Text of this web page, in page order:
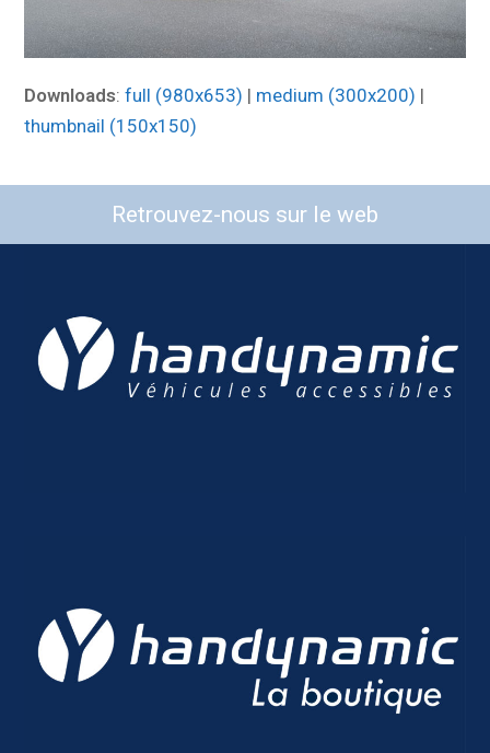
Downloads:full (980x653) | medium (300x200) |
thumbnail (150x150)
Retrouvez-nous sur le web